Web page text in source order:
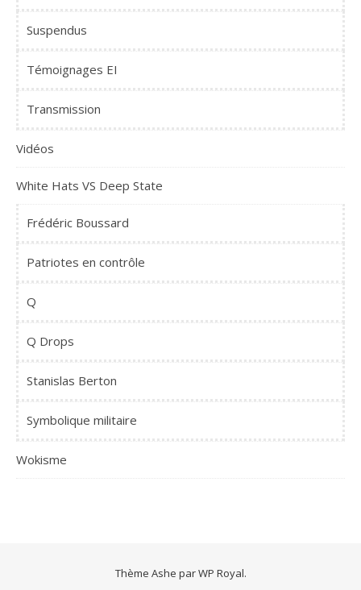
Suspendus
Témoignages EI
Transmission
Vidéos
White Hats VS Deep State
Frédéric Boussard
Patriotes en contrôle
Q
Q Drops
Stanislas Berton
Symbolique militaire
Wokisme
Thème Ashe parWP Royal.